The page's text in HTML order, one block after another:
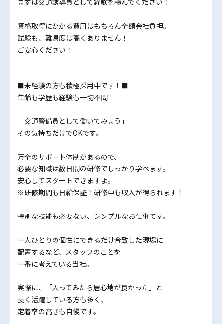
資格取得にかかる費用はもちろん全額会社負担。
試験も、難易度は高くありません！
ご安心ください！
■未経験の方も積極採用中です！■
年齢も学歴も経験も一切不問！
「交通警備員として働いてみよう」
その気持ちだけでOKです。
万全のサポート体制があるので、
必要な知識は数日間の研修でしっかり学べます。
安心してスタートできますよ。
※研修期間も日給保証！研修中も収入が得られます！
特別な技能も必要ない、シンプルなお仕事です。
一人ひとりの個性にできるだけ合致した現場に
配置するなど、スタッフのことを
一番に考えている当社。
実際に、「入ってみたら居心地が良かった」と
長く活躍している方も多く、
定着率の高さも自慢です。